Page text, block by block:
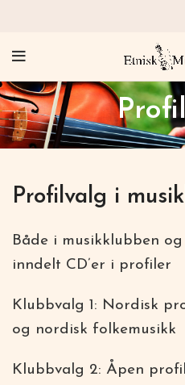
Profilvalg i
Både i musikklubben
inndelt CD’er i profiler
Klubbvalg 1: Nordisk
og nordisk folkemusikk
Klubbvalg 2: Åpen